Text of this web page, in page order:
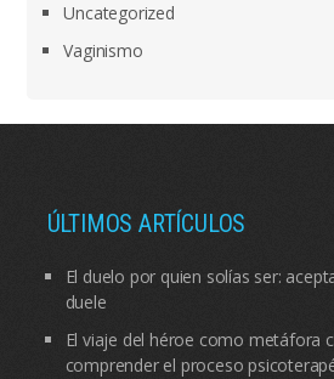
Uncategorized
Vaginismo
ÚLTIMOS ARTÍCULOS
El duelo por quien solías ser:
duele
El viaje del héroe como metáfora
comprender el proceso